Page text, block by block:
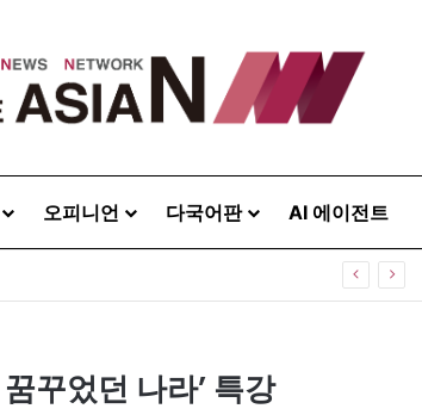
오피니언 다국어판 AI 에이전트
원 술자리보다 못한 정치의 상상력
꾸었던 나라’ 특강